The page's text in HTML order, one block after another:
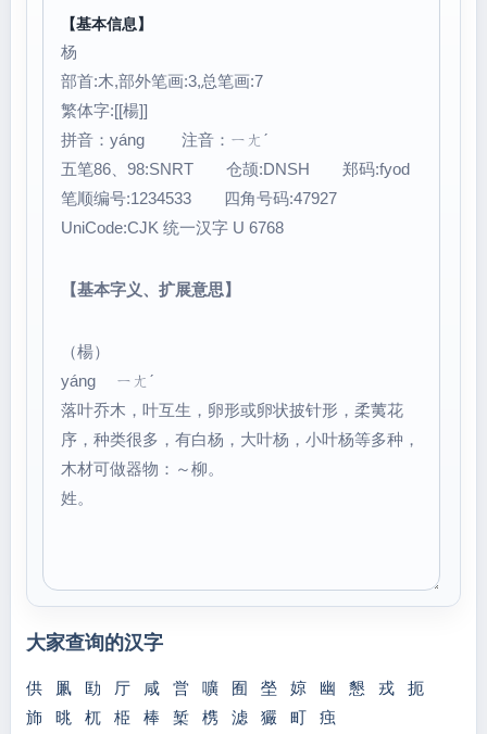
【基本信息】
杨
部首:木,部外笔画:3,总笔画:7
繁体字:[[楊]]
拼音：yáng 注音：ㄧㄤˊ
五笔86、98:SNRT 仓颉:DNSH 郑码:fyod
笔顺编号:1234533 四角号码:47927
UniCode:CJK 统一汉字 U 6768
【基本字义、扩展意思】
（楊）
yáng ㄧㄤˊ
落叶乔木，叶互生，卵形或卵状披针形，柔荑花
序，种类很多，有白杨，大叶杨，小叶杨等多种，
木材可做器物：～柳。
姓。
大家查询的汉字
供 凲 劻 厅 咸 営 嚝 囿 塋 婛 幽 懇 戎
扼
斾
晀 杌 栕 棒 椠 槜 滤 玁 町 痋